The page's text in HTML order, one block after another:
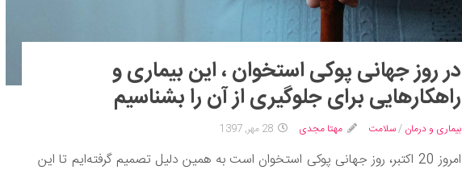
در روز جهانی پوکی استخوان ، این بیماری و
راهکارهایی برای جلوگیری از آن را بشناسیم
بیماری و درمان /سلامت مهتا مجدی 28 مهر, 1397
امروز 20 اکتبر، روز جهانی پوکی استخوان است به همین دلیل تصمیم گرفته‌ایم تا این